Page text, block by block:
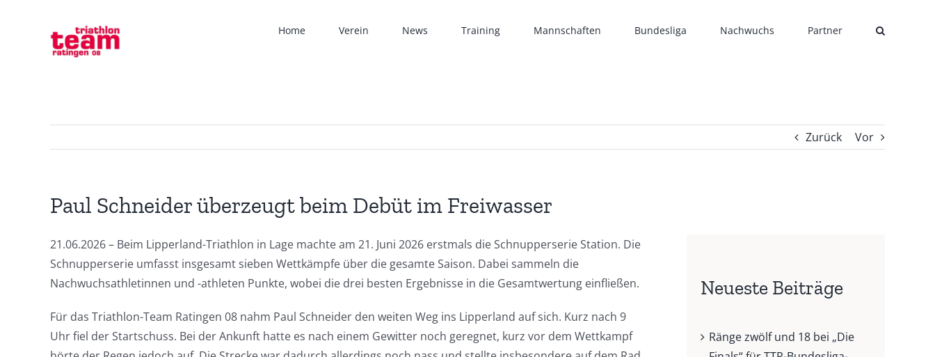
Home Verein News Training Mannschaften Bundesliga Nachwuchs Partner
Zurück Vor
Paul Schneider überzeugt beim Debüt im Freiwasser
21.06.2026 – Beim Lipperland-Triathlon in Lage machte am 21. Juni 2026 erstmals die Schnupperserie Station. Die
Schnupperserie umfasst insgesamt sieben Wettkämpfe über die gesamte Saison. Dabei sammeln die
Nachwuchsathletinnen und -athleten Punkte, wobei die drei besten Ergebnisse in die Gesamtwertung einfließen.
Für das Triathlon-Team Ratingen 08 nahm Paul Schneider den weiten Weg ins Lipperland auf sich. Kurz nach 9
Uhr fiel der Startschuss. Bei der Ankunft hatte es nach einem Gewitter noch geregnet, kurz vor dem Wettkampf
Neueste Beiträge
Ränge zwölf und 18 bei „Die